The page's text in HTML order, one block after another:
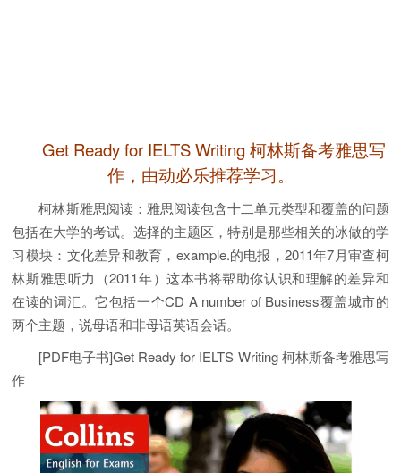
Get Ready for IELTS Writing 柯林斯备考雅思写
作，由动必乐推荐学习。
柯林斯雅思阅读：雅思阅读包含十二单元类型和覆盖的问题
包括在大学的考试。选择的主题区，特别是那些相关的冰做的学
习模块：文化差异和教育，example.的电报，2011年7月审查柯
林斯雅思听力（2011年）这本书将帮助你认识和理解的差异和
在读的词汇。它包括一个CD A number of Business覆盖城市的
两个主题，说母语和非母语英语会话。
[PDF电子书]Get Ready for IELTS Writing 柯林斯备考雅思写
作